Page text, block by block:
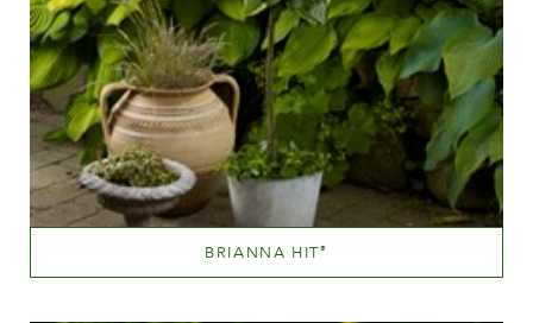
BRIANNA HIT®